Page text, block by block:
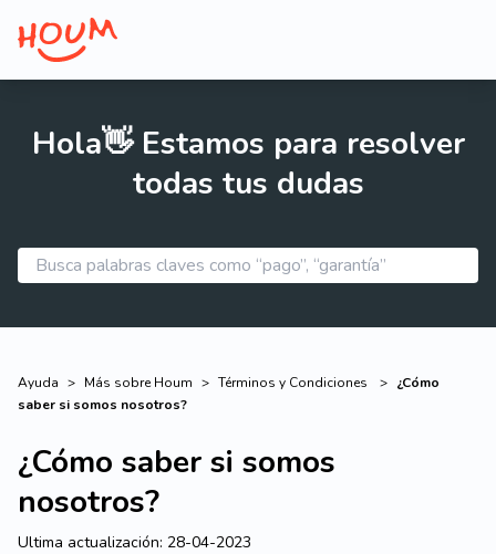
Hola👋 Estamos para resolver
todas tus dudas
Ayuda > Más sobre Houm > Términos y Condiciones > ¿Cómo
saber si somos nosotros?
¿Cómo saber si somos
nosotros?
Ultima actualización: 28-04-2023